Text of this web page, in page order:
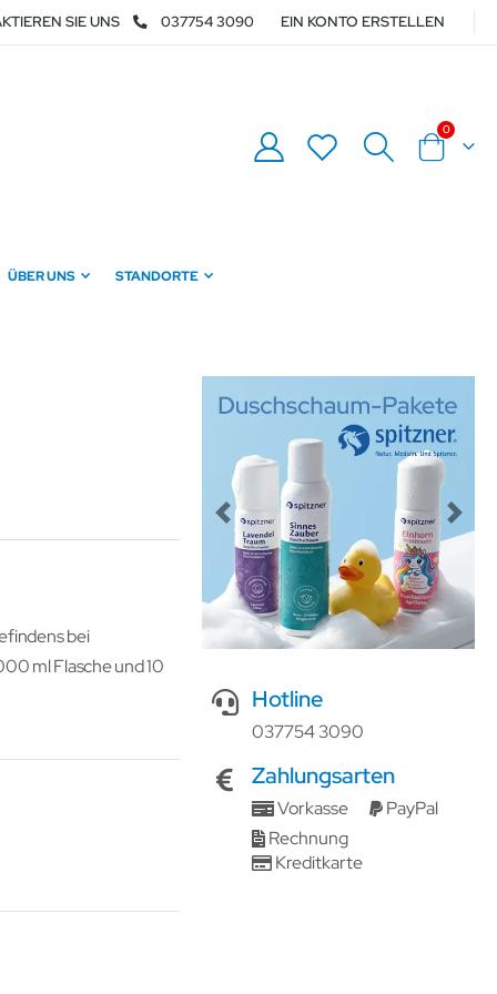
SIE UNS 037754 3090 EIN KONTO ERSTELLEN
Warenkorb
0Artikel
ÜBER UNS STANDORTE
bei
ml Flasche und 10
Previous Next
Hotline
037754 3090
Zahlungsarten
Vorkasse
PayPal
Rechnung
Kreditkarte